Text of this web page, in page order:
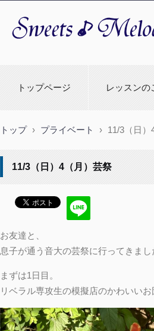
トップページ レッスンの
トップ › プライベート › 11/3（日）
11/3（日）4（月）芸祭
お友達と、
息子が通う音大の芸祭に行ってきまし
まずは1日目。
リベラル専攻生の模擬店のかわいいお